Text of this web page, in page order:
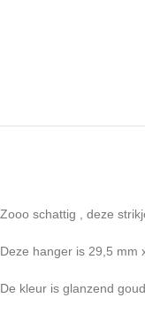
Zooo schattig , deze
Deze hanger is 29,5 mm
De kleur is glanzend